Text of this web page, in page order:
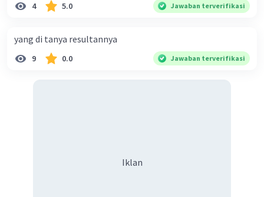
4 5.0 Jawaban terverifikasi
yang di tanya resultannya
9 0.0 Jawaban terverifikasi
Iklan